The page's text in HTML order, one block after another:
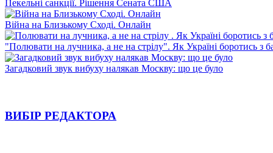
Пекельні санкції. Рішення Сената США
Війна на Близькому Сході. Онлайн
"Полювати на лучника, а не на стрілу". Як Україні боротись з
Загадковий звук вибуху налякав Москву: що це було
ВИБІР РЕДАКТОРА